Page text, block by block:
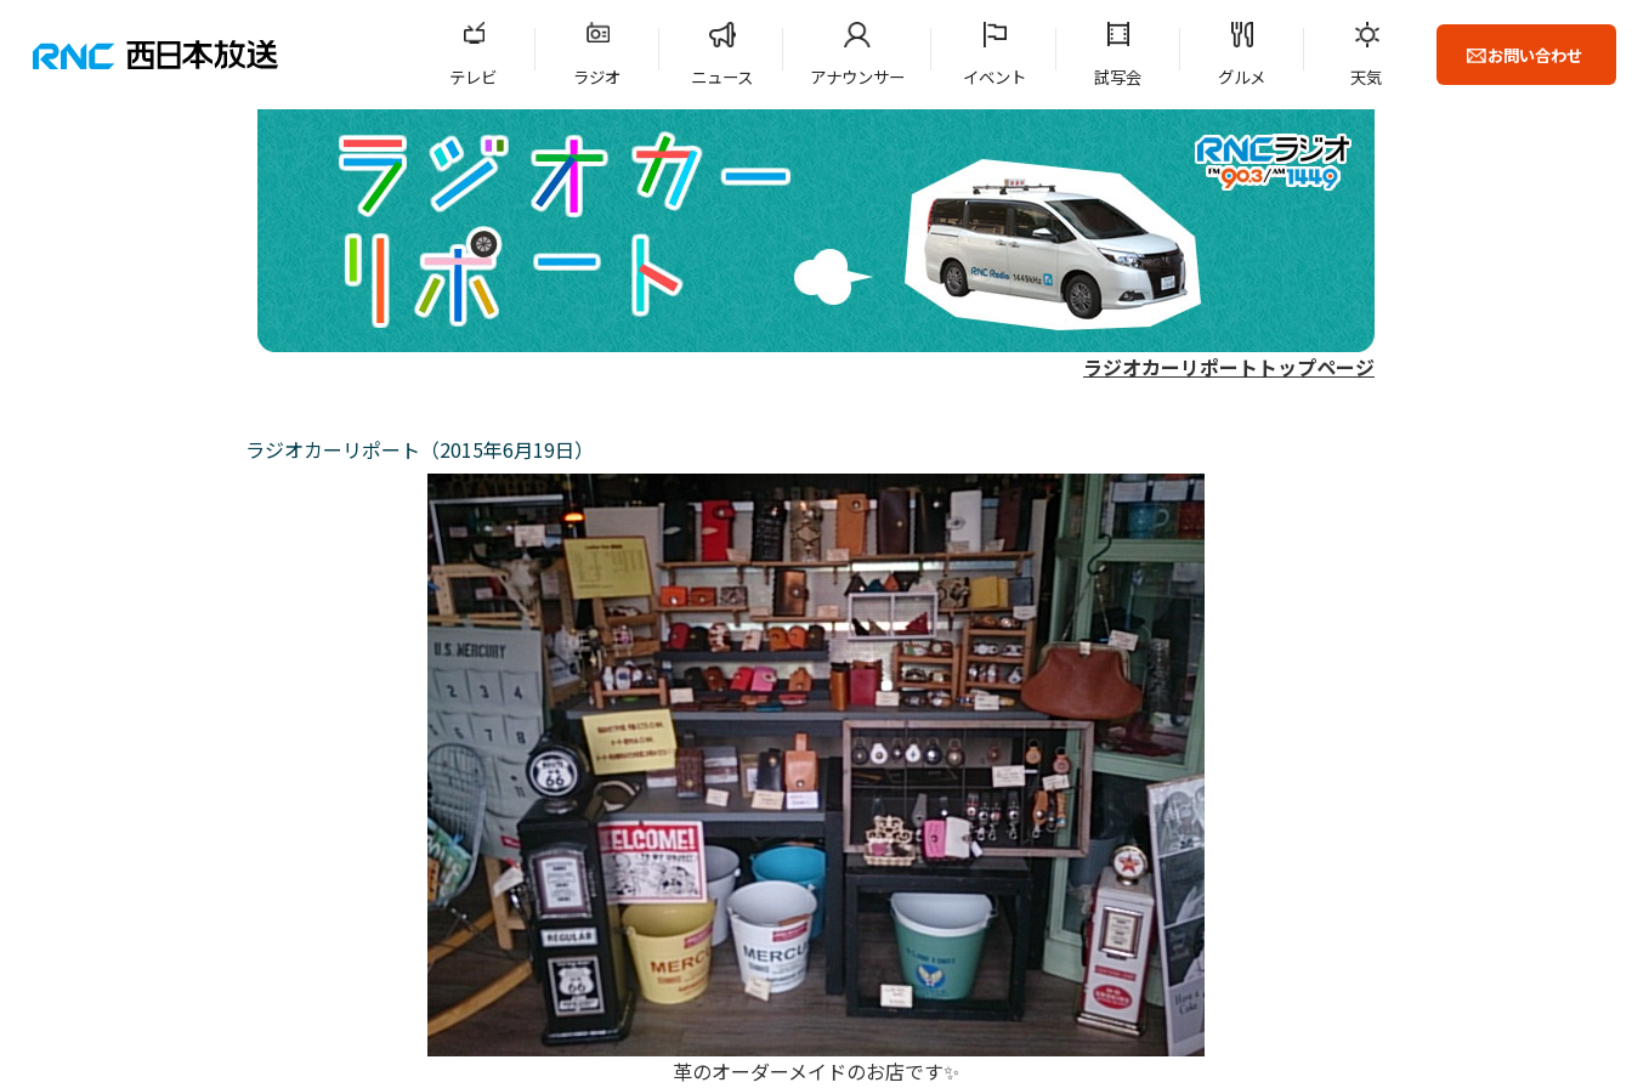
テレビ ラジオ ニュース アナウンサー イベント 試写会 グルメ 天気
お問い合わせ
ラジオカーリポートトップページ
ラジオカーリポート（2015年6月19日）
革のオーダーメイドのお店です✨